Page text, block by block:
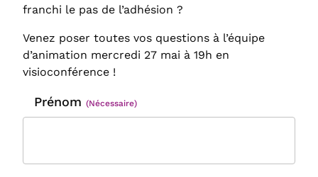
franchi le pas de l’adhésion ?
Venez poser toutes vos questions à l’équipe
d’animation mercredi 27 mai à 19h en
visioconférence !
Prénom (Nécessaire)